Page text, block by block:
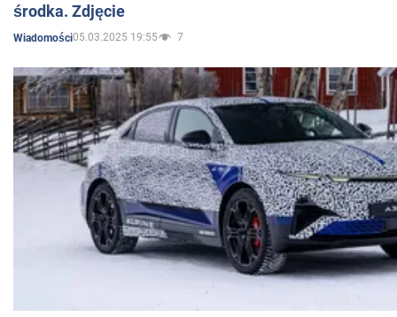
środka. Zdjęcie
Wiadomości05.03.2025 19:55 7